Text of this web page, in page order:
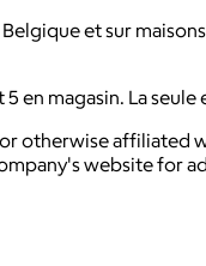
et sur
magasin. La
otherwise
website for